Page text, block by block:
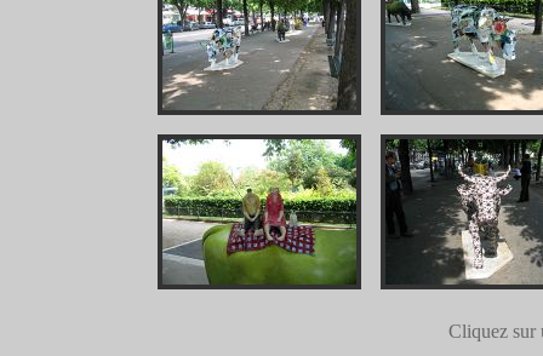
Cliquez sur